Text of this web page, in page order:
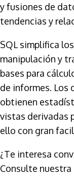
y fusiones de
tendencias y
SQL simplifica
manipulación y
bases para
de informes. Los
obtienen
vistas derivadas
ello con gran
¿Te interesa
Consulte nuestra